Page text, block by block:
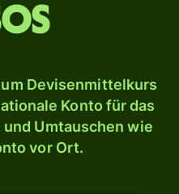
Devisenmittelkurs
Konto für das
Umtauschen wie
vor Ort.